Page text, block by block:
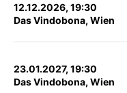
12.12.2026, 19:30
Das Vindobona, Wien
23.01.2027, 19:30
Das Vindobona, Wien